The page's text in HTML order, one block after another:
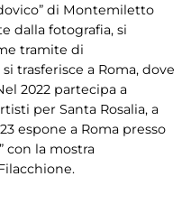
di Montemiletto
dalla fotografia, si
tramite di
trasferisce a Roma, dove
2022 partecipa a
per Santa Rosalia, a
espone a Roma presso
con la mostra